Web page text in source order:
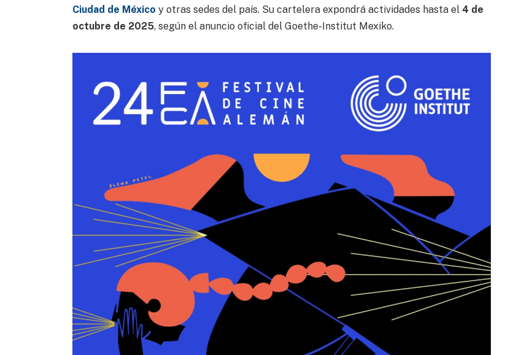
Ciudad de México y otras sedes del país. Su cartelera expondrá actividades hasta el 4 de
octubre de 2025, según el anuncio oficial del Goethe-Institut Mexiko.